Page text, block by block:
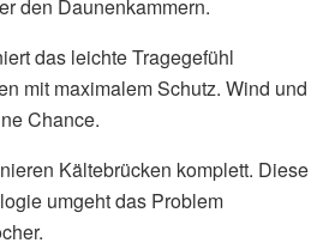
den Daunenkammern.
das leichte Tragegefühl
mit maximalem Schutz. Wind und
Chance.
Kältebrücken komplett. Diese
umgeht das Problem